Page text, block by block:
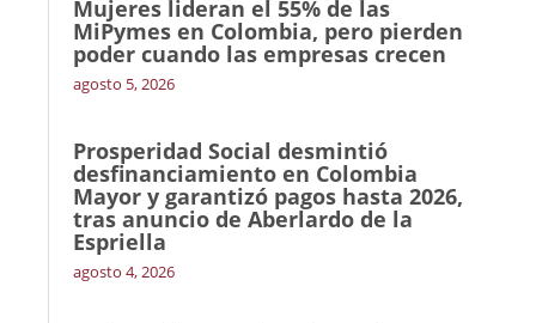
Mujeres lideran el 55% de las
MiPymes en Colombia, pero pierden
poder cuando las empresas crecen
agosto 5, 2026
Prosperidad Social desmintió
desfinanciamiento en Colombia
Mayor y garantizó pagos hasta 2026,
tras anuncio de Aberlardo de la
Espriella
agosto 4, 2026